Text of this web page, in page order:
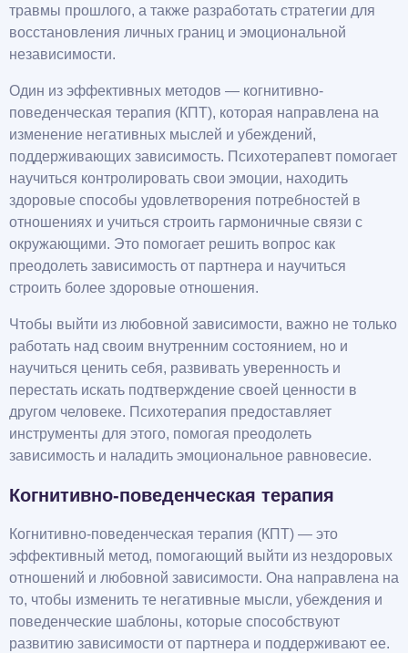
травмы прошлого, а также разработать стратегии для
восстановления личных границ и эмоциональной
независимости.
Один из эффективных методов — когнитивно-
поведенческая терапия (КПТ), которая направлена на
изменение негативных мыслей и убеждений,
поддерживающих зависимость. Психотерапевт помогает
научиться контролировать свои эмоции, находить
здоровые способы удовлетворения потребностей в
отношениях и учиться строить гармоничные связи с
окружающими. Это помогает решить вопрос как
преодолеть зависимость от партнера и научиться
строить более здоровые отношения.
Чтобы выйти из любовной зависимости, важно не только
работать над своим внутренним состоянием, но и
научиться ценить себя, развивать уверенность и
перестать искать подтверждение своей ценности в
другом человеке. Психотерапия предоставляет
инструменты для этого, помогая преодолеть
зависимость и наладить эмоциональное равновесие.
Когнитивно-поведенческая терапия
Когнитивно-поведенческая терапия (КПТ) — это
эффективный метод, помогающий выйти из нездоровых
отношений и любовной зависимости. Она направлена на
то, чтобы изменить те негативные мысли, убеждения и
поведенческие шаблоны, которые способствуют
развитию зависимости от партнера и поддерживают ее.